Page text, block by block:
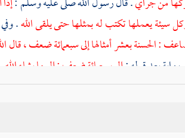
سيئة يعملها تكتب له بمثلها حتى يلقى الله.
: الحسنة بعشر أمثالها إلى سبعمائة ضعف ، قال
رواية بعد قوله :إلى سبعمائة ضعف : إلى ما يشاء الله
حسنة ، فله عشر أمثالها أو أزيد ، ومن عمل